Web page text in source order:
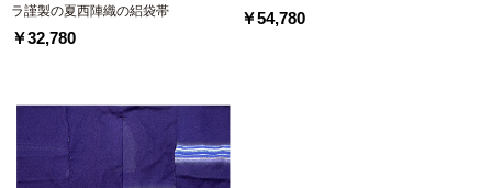
ラ謹製の夏西陣織の絽袋帯
￥32,780
￥54,780